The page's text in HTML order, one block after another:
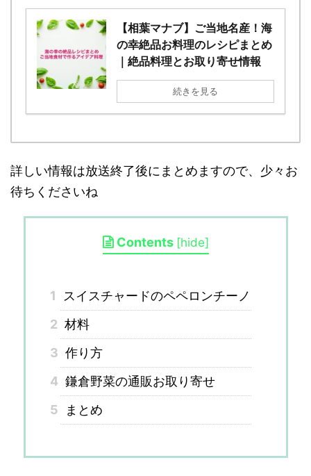
【相葉マナブ】ご当地名産！海
の幸絶品お料理のレシピまとめ
｜絶品料理とお取り寄せ情報
続きを見る
詳しい情報は放送終了後にまとめますので、少々お
待ちくださいね
Contents [hide]
1
スイスチャードのペペロンチーノ
2 材料
3 作り方
4 鎌倉野菜の通販お取り寄せ
5
まとめ